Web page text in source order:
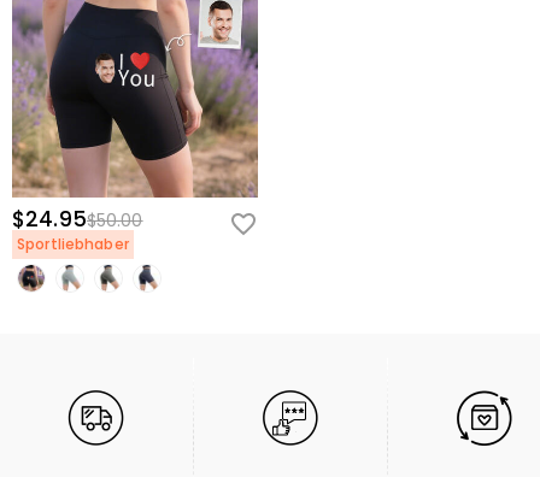
$24.95$50.00
Sportliebhaber